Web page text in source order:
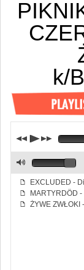
k/
p
j k
f EXCLUDED -
f MARTYRDÖD
f ŻYWE ZWŁOKI
M